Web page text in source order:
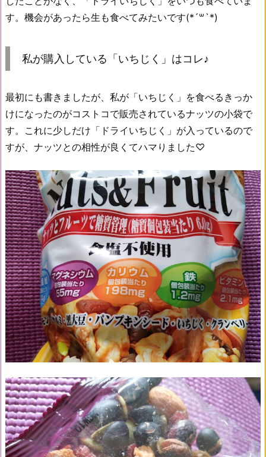
す。機会があったら生も食べてみたいです(*´꒳`*)
私が購入している「いちじく」はコレ♪
最初にも書きましたが、私が「いちじく」を食べるきっか
けになったのがコストコで販売されているナッツの小袋で
す。これに少しだけ「ドライいちじく」が入っているので
すが、ナッツとの相性が良くてハマりました♡